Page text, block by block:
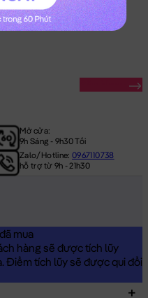
Mở cửa:
9h Sáng - 9h30 Tối
Zalo/Hotline:0967110738
hỗ trợ từ 9h - 21h30
mua
hàng sẽ được tích lũy
Điểm tích lũy sẽ được qui đổi